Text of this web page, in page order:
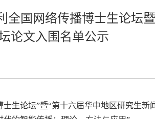
全国网络传播博士生论坛
论文入围名单公示
士生论坛”暨“第十六届华中地区研究生新